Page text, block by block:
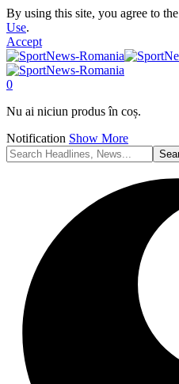
By using this site, you agree to the
Use.
Accept
0
Nu ai niciun produs în coș.
Notification Show More